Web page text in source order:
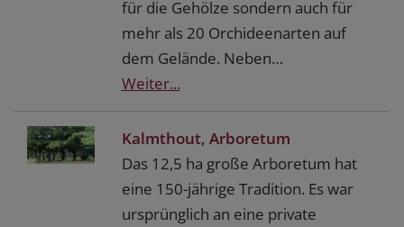
für die Gehölze sondern auch für
mehr als 20 Orchideenarten auf
dem Gelände. Neben…
Weiter...
Kalmthout, Arboretum
Das 12,5 ha große Arboretum hat
eine 150-jährige Tradition. Es war
ursprünglich an eine private